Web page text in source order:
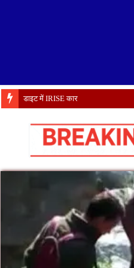
डाइट में IRISE कार्यशाला का शुभारंभ, विज्ञ